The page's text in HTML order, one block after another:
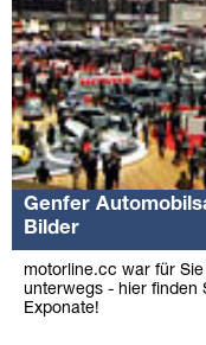
Genfer
Bilder
motorline.cc war für
unterwegs - hier finden
Exponate!